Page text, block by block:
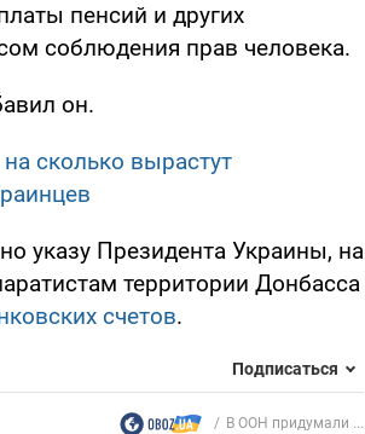
пенсий и других
соблюдения прав человека.
он.
сколько вырастут
указу Президента Украины, на
территории Донбасса
счетов.
Подписаться
В ООН придумали ...